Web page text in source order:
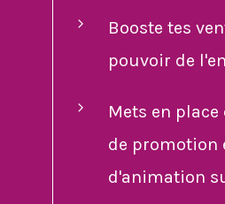
Booste tes
pouvoir de
Mets en
de promotion
d'animation